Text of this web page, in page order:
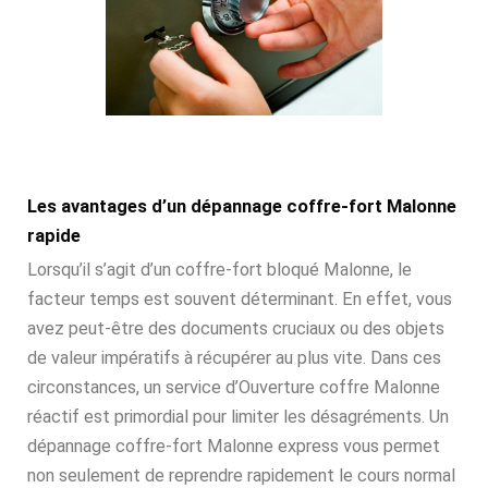
Les avantages d’un dépannage coffre-fort Malonne
rapide
Lorsqu’il s’agit d’un coffre-fort bloqué Malonne, le
facteur temps est souvent déterminant. En effet, vous
avez peut-être des documents cruciaux ou des objets
de valeur impératifs à récupérer au plus vite. Dans ces
circonstances, un service d’Ouverture coffre Malonne
réactif est primordial pour limiter les désagréments. Un
dépannage coffre-fort Malonne express vous permet
non seulement de reprendre rapidement le cours normal